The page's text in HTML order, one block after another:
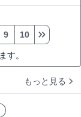
す。
9 10
もっと見る